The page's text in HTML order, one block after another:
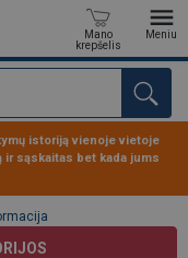
Mano
krepšelis
Meniu
istoriją vienoje vietoje
sąskaitas bet kada jums